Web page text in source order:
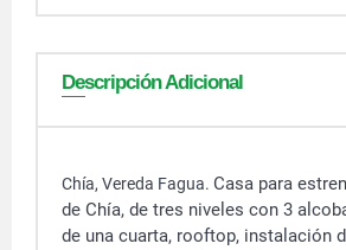
Descripción Adicional
Chía, Vereda Fagua. Casa para
de Chía, de tres niveles con 3
de una cuarta, rooftop, instalación